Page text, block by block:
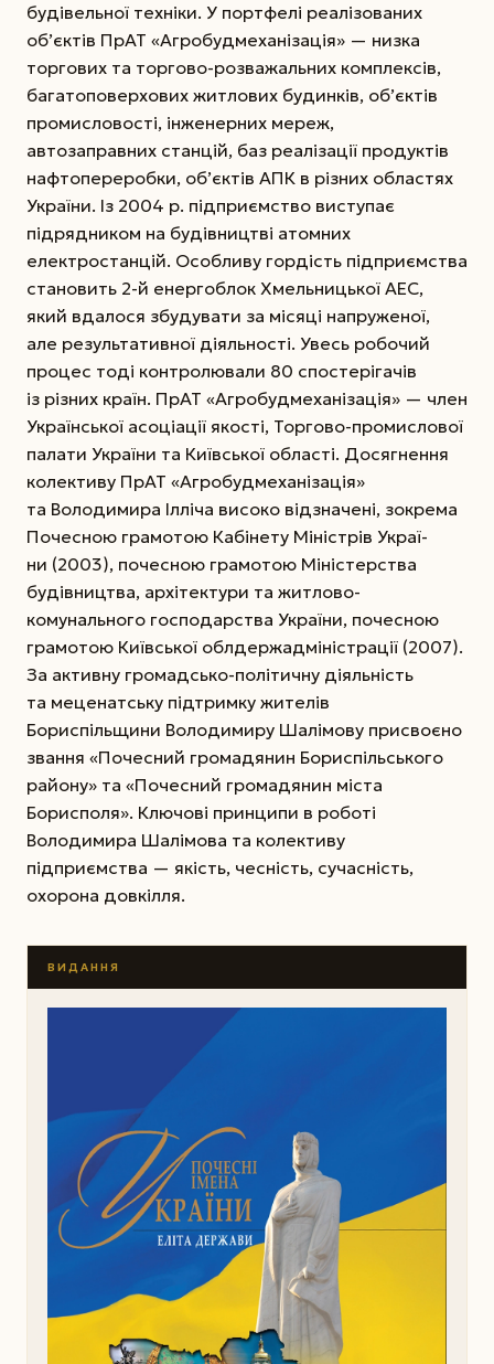
будівельної техніки. У портфелі реалізованих
об’єктів ПрАТ «Агро­­­­будмеханізація» — низка
торгових та тор­го­во-розважальних комплексів,
багатоповерхових житлових будинків, об’єктів
промисловості, інженерних мереж,
автозаправних станцій, баз реалізації продуктів
нафтопереробки, об’єктів АПК в різних областях
України. Із 2004 р. підприємство виступає
підрядником на будівництві атомних
електростанцій. Особливу гордість підприємства
становить 2-й енергоблок Хмельницької АЕС,
який вдалося збудувати за місяці напруженої,
але результативної діяльності. Увесь робочий
процес тоді контролювали 80 спостерігачів
із різних країн. ПрАТ «Агробудмеханізація» — член
Української асоціації якості, Торгово-промислової
палати України та Київської області. Досягнення
колективу ПрАТ «Агробудмеханізація»
та Володимира Ілліча високо відзначені, зокрема
Почесною грамотою Кабінету Міністрів Украї­
ни (2003), почесною грамотою Міністерства
будівництва, архітектури та житлово-
комунального господарства України, почесною
грамотою Київської облдержадміністрації (2007).
За активну громадсько-політичну діяльність
та меценатську підтримку жителів
Бориспільщини Володимиру Шалімову присвоєно
звання «Почесний громадянин Бориспільського
району» та «Почесний громадянин міста
Борисполя». Ключові принципи в роботі
Володимира Шалімова та колективу
підприємства — якість, чесність, сучасність,
охорона довкілля.
ВИДАННЯ